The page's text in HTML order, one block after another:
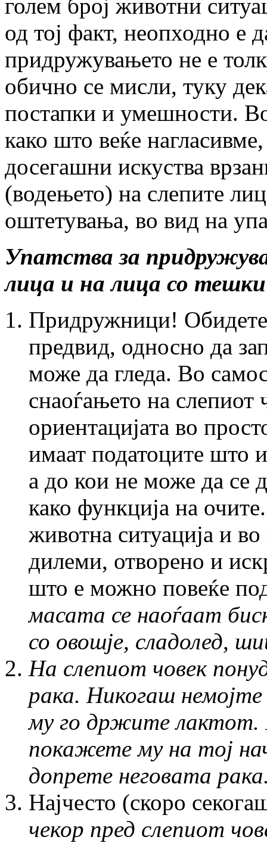
голем број животни
од тој факт, неопходно е
придружувањето не е
обично се мисли, туку
постапки и умешности.
како што веќе
досегашни искуства
(водењето) на слепите
оштетувања, во вид на
Упатства за
лица и на лица со
Придружници! Обидете
предвид, односно да
може да гледа. Во
снаоѓањето на слепиот
ориентацијата во
имаат податоците што
а до кои не може да се
како функција на
животна ситуација и
дилеми, отворено и
што е можно повеќе
масата се наоѓаат
со овошје, сладолед,
На слепиот човек
рака. Никогаш
му го држите лактот.
покажете му на тој
допрете неговата
Најчесто (скоро
чекор пред слепиот